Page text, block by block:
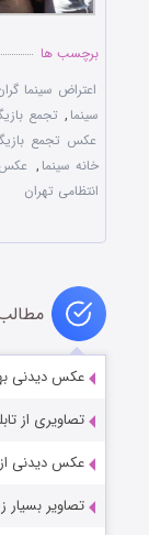
برچسب ها
اعتراض سینما
سینما , تجمع
عکس تجمع
خانه سینما , عکس
انتظامی تهران
عکس دیدنی
تصاویری از
عکس دیدنی از
تصاویر بسیار